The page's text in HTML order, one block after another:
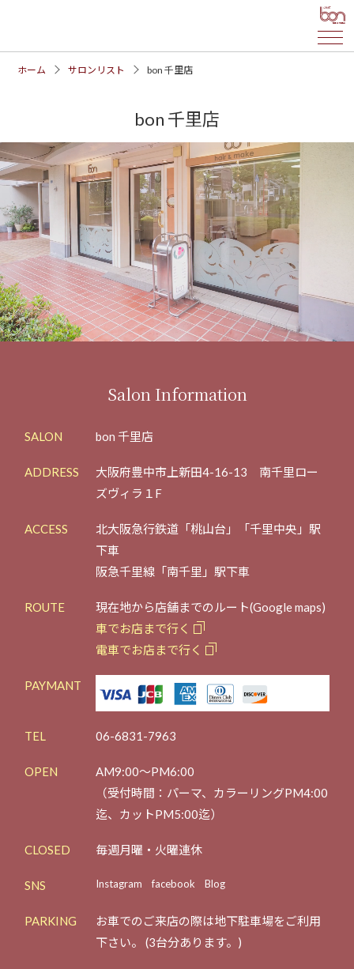
ホーム サロンリスト bon 千里店
bon 千里店
Salon Information
SALON bon 千里店
ADDRESS
大阪府豊中市上新田4-16-13 南千里ロー
ズヴィラ１F
ACCESS
北大阪急行鉄道「桃山台」「千里中央」駅
下車
阪急千里線「南千里」駅下車
ROUTE
現在地から店舗までのルート(Google maps)
車でお店まで行く
電車でお店まで行く
PAYMANT
TEL 06-6831-7963
OPEN
AM9:00～PM6:00
（受付時間：パーマ、カラーリングPM4:00
迄、カットPM5:00迄）
CLOSED 毎週月曜・火曜連休
SNS Instagram facebook Blog
PARKING
お車でのご来店の際は地下駐車場をご利用
下さい。
(3台分あります。)